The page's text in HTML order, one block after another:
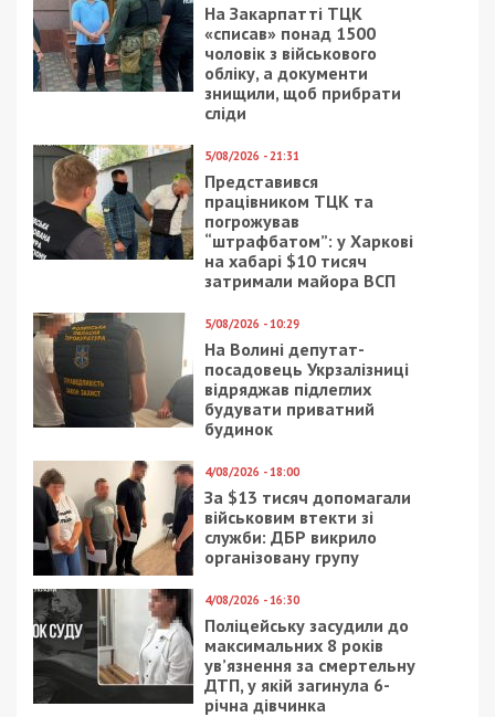
На Закарпатті ТЦК
«списав» понад 1500
чоловік з військового
обліку, а документи
знищили, щоб прибрати
сліди
5/08/2026 - 21:31
Представився
працівником ТЦК та
погрожував
“штрафбатом”: у Харкові
на хабарі $10 тисяч
затримали майора ВСП
5/08/2026 - 10:29
На Волині депутат-
посадовець Укрзалізниці
відряджав підлеглих
будувати приватний
будинок
4/08/2026 - 18:00
За $13 тисяч допомагали
військовим втекти зі
служби: ДБР викрило
організовану групу
4/08/2026 - 16:30
Поліцейську засудили до
максимальних 8 років
ув’язнення за смертельну
ДТП, у якій загинула 6-
річна дівчинка